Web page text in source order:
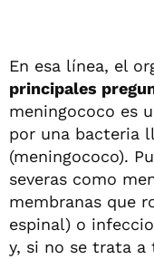
En esa línea, el
principales
meningococo es
por una bacteria
(meningococo).
severas como
membranas que
espinal) o
y, si no se trata a